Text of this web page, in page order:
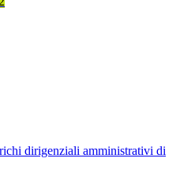
dirigenziali amministrativi di